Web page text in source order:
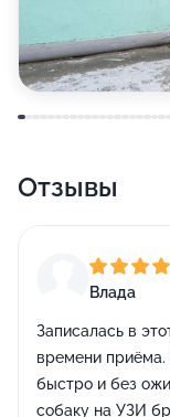
Отзывы
Влада
Записалась в
времени
быстро и без
собаку на УЗИ